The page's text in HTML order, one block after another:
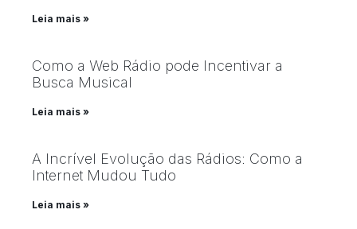
Leia mais »
Como a Web Rádio pode Incentivar a
Busca Musical
Leia mais »
A Incrível Evolução das Rádios: Como a
Internet Mudou Tudo
Leia mais »